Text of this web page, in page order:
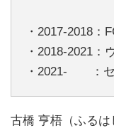
・2017-2018：
・2018-2021：
・2021- ：セ
古橋 亨梧（ふる